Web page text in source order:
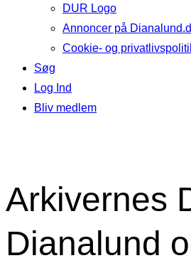
DUR Logo
Annoncer på
Cookie- og
Søg
Log Ind
Bliv medlem
Arkivernes
Dianalund